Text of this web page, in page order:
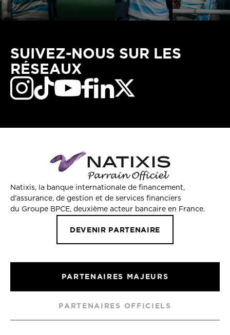
SUIVEZ-NOUS SUR LES
RÉSEAUX
Natixis, la banque internationale de financement,
d’assurance, de gestion et de services financiers
du Groupe BPCE, deuxième acteur bancaire en France.
DEVENIR PARTENAIRE
PARTENAIRES MAJEURS
PARTENAIRES OFFICIELS